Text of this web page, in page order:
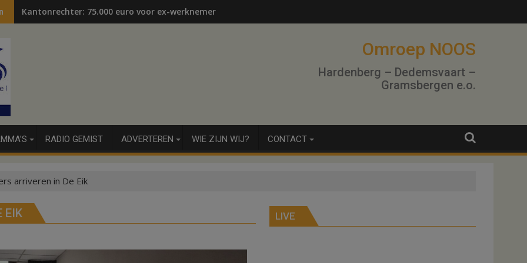
Kantonrechter: 75.000 euro voor ex-werknemers
Omroep NOOS
Hardenberg – Dedemsvaart –
Gramsbergen e.o.
RADIO GEMIST ADVERTEREN WIE ZIJN WIJ? CONTACT
arriveren in De Eik
EIK LIVE